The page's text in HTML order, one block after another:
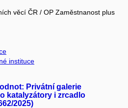
věcí ČR / OP Zaměstnanost plus
instituce
Privátní galerie
katalyzátory i zrcadlo
2025)